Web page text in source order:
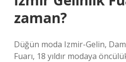
zaman?
Düğün moda Izmir-Gelin,
Fuarı, 18 yıldır modaya